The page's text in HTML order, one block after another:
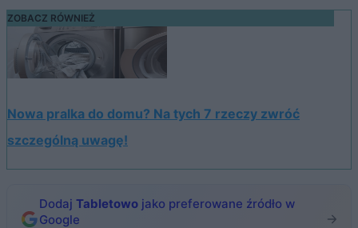
ZOBACZ RÓWNIEŻ
Nowa pralka do domu? Na tych 7 rzeczy zwróć
szczególną uwagę!
Dodaj Tabletowo jako preferowane źródło w
Google